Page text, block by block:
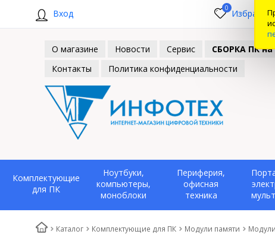
Вход 0
О магазине Новости Сервис СБОРКА ПК на
Контакты
Политика конфиденциальности
Комплектующие
для ПК
Ноутбуки,
компьютеры,
моноблоки
Периферия,
офисная
техника
Каталог Комплектующие для ПК Модули памяти